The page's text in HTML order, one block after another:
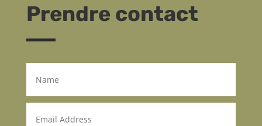
Prendre contact